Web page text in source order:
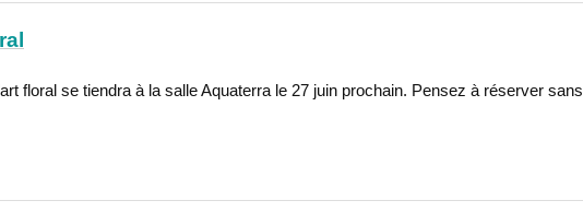
floral se tiendra à la salle Aquaterra le 27 juin prochain. Pensez à réserver sans